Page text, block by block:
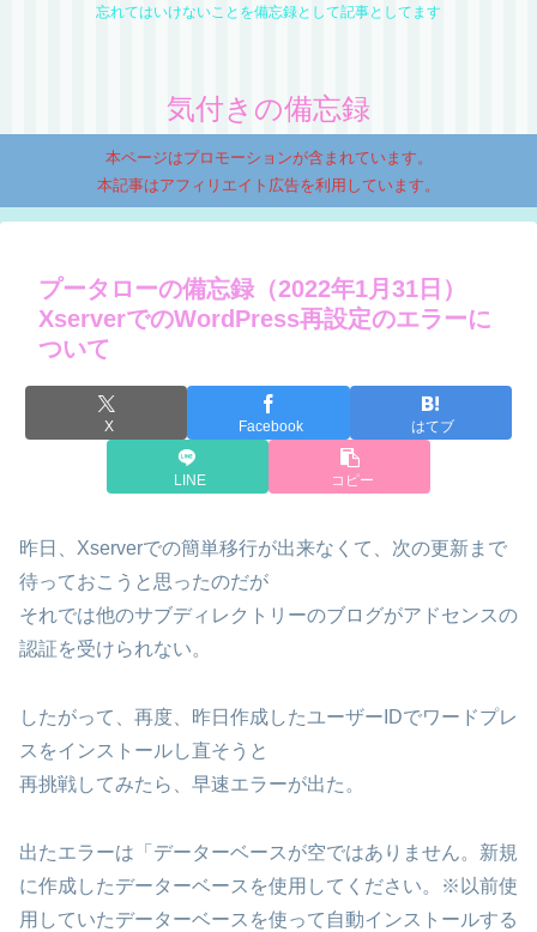
忘れてはいけないことを備忘録として記事としてます
気付きの備忘録
本ページはプロモーションが含まれています。
本記事はアフィリエイト広告を利用しています。
プータローの備忘録（2022年1月31日）
XserverでのWordPress再設定のエラーに
ついて
X Facebook はてブ
LINE コピー
昨日、Xserverでの簡単移行が出来なくて、次の更新まで
待っておこうと思ったのだが
それでは他のサブディレクトリーのブログがアドセンスの
認証を受けられない。
したがって、再度、昨日作成したユーザーIDでワードプレ
スをインストールし直そうと
再挑戦してみたら、早速エラーが出た。
出たエラーは「データーベースが空ではありません。新規
に作成したデーターベースを使用してください。※以前使
用していたデーターベースを使って自動インストールする